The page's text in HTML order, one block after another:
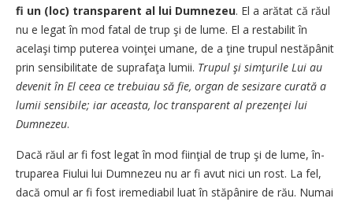
fi un (loc) trans­pa­rent al lui Dumnezeu. El a a­ră­tat că răul
nu e legat în mod fa­­tal de trup şi de lume. El a res­ta­bilit în
acelaşi timp pu­terea vo­inţei umane, de a ţine trupul ne­s­tăpânit
prin sensibilitate de su­prafaţa lumii. Trupul şi sim­ţu­ri­le Lui au
devenit în El ceea ce tre­buiau să fie, organ de sesi­za­re curată a
lumii sensibile; iar a­ceas­ta, loc transparent al pre­zen­ţei lui
Dumnezeu.
Dacă răul ar fi fost legat în mod fiinţial de trup şi de lume, în­
truparea Fiului lui Dumnezeu nu ar fi avut nici un rost. La fel,
da­că omul ar fi fost iremediabil lu­at în stăpânire de rău. Numai